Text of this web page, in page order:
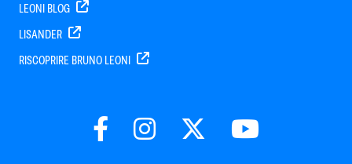
LEONI BLOG
LISANDER
RISCOPRIRE BRUNO LEONI